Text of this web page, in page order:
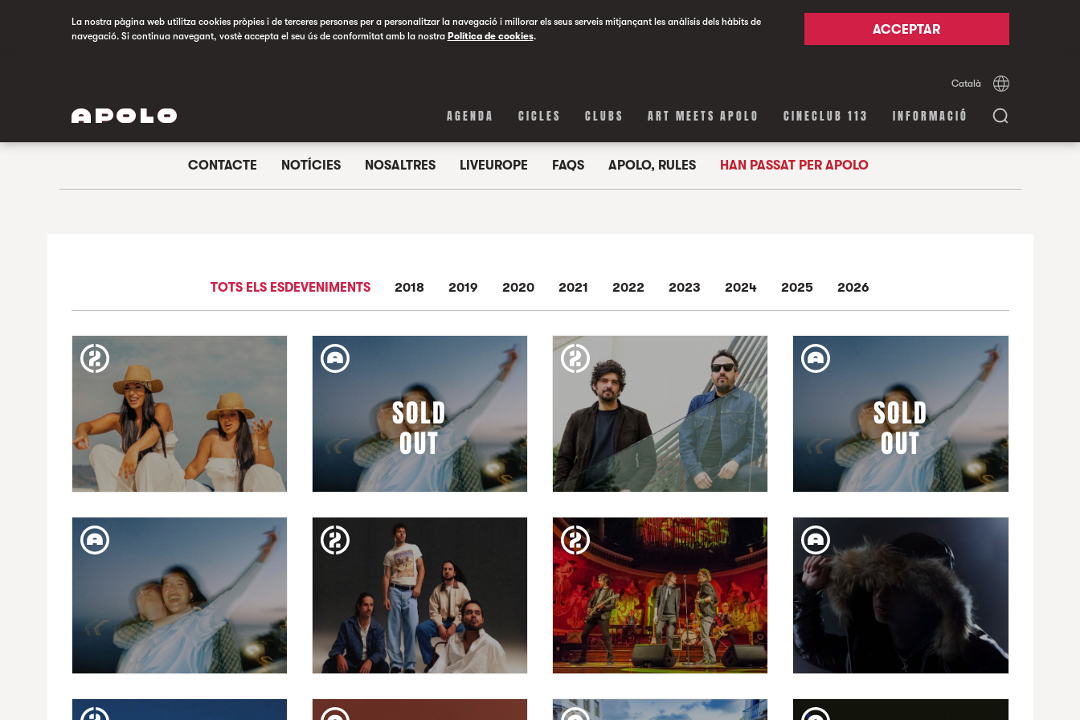
La nostra pàgina web utilitza cookies pròpies i de terceres persones per a personalitzar la navegació i millorar els seus serveis mitjançant les anàlisis dels hàbits de
navegació. Si continua navegant, vostè accepta el seu ús de conformitat amb la nostra Política de cookies. ACCEPTAR
Català Español
AGENDA CICLES CLUBS ART MEETS APOLO CINECLUB 113 INFORMACIÓ
CONTACTE NOTÍCIES NOSALTRES LIVEUROPE FAQS APOLO, RULES HAN PASSAT PER APOLO
TOTS ELS ESDEVENIMENTS 2018 2019 2020 2021 2022 2023 2024 2025 2026
SOLD
OUT
ISEO & DODOSOUND
BANCO MEDIOLANUM GUITAR
BCN 2026: COLECTIVO
PANAMERA
SOLD
OUT
ISEO & DODOSOUND